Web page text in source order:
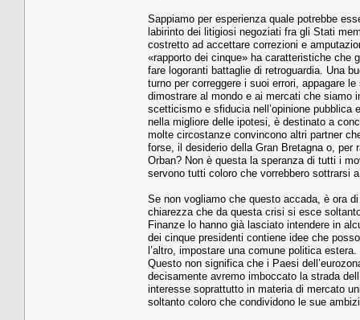
Sappiamo per esperienza quale potrebbe
labirinto dei litigiosi negoziati fra gli Stati
costretto ad accettare correzioni e
«rapporto dei cinque» ha caratteristiche che
fare logoranti battaglie di retroguardia. Una
turno per correggere i suoi errori, appagare
dimostrare al mondo e ai mercati che siamo
scetticismo e sfiducia nell’opinione pubblica
nella migliore delle ipotesi, è destinato a
molte circostanze convincono altri partner
forse, il desiderio della Gran Bretagna o, per
Orban? Non è questa la speranza di tutti i
servono tutti coloro che vorrebbero sottrarsi
Se non vogliamo che questo accada, è ora
chiarezza che da questa crisi si esce
Finanze lo hanno già lasciato intendere in
dei cinque presidenti contiene idee che
l’altro, impostare una comune politica estera.
Questo non significa che i Paesi
decisamente avremo imboccato la strada
interesse soprattutto in materia di mercato
soltanto coloro che condividono le sue